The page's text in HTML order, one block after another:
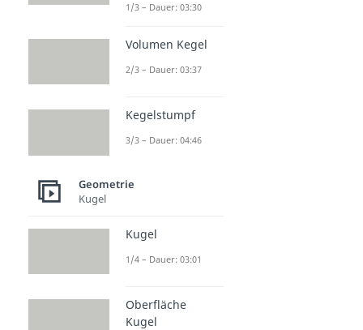
1/3 – Dauer: 03:30
Volumen Kegel
2/3 – Dauer: 03:37
Kegelstumpf
3/3 – Dauer: 04:46
Geometrie
Kugel
Kugel
1/4 – Dauer: 03:01
Oberfläche
Kugel